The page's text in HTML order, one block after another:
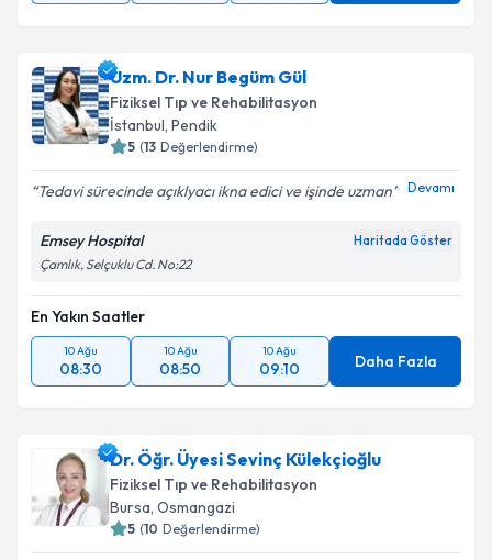
Uzm. Dr. Nur Begüm Gül
Fiziksel Tıp ve Rehabilitasyon
İstanbul, Pendik
5 (13 Değerlendirme)
Tedavi sürecinde açıklyacı ikna edici ve işinde uzman Devamı
Emsey Hospital Haritada Göster
Çamlık, Selçuklu Cd. No:22
En Yakın Saatler
10 Ağu
08:30
10 Ağu
08:50
10 Ağu
09:10 Daha Fazla
Dr. Öğr. Üyesi Sevinç Külekçioğlu
Fiziksel Tıp ve Rehabilitasyon
Bursa, Osmangazi
5 (10 Değerlendirme)